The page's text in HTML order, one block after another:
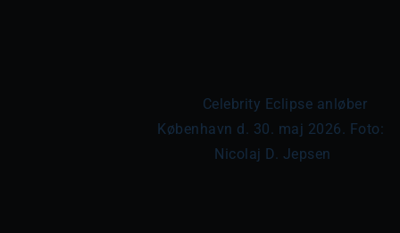
København d. 30. maj 2026. Foto:
Nicolaj D. Jepsen